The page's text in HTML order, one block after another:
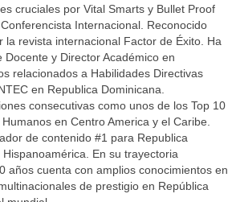
cruciales por Vital Smarts y Bullet Proof
Internacional. Reconocido
la revista internacional Factor de Éxito. Ha
y Director Académico en
relacionados a Habilidades Directivas
en Republica Dominicana.
consecutivas como unos de los Top 10
en Centro America y el Caribe.
de contenido #1 para Republica
En su trayectoria
años cuenta con amplios conocimientos en
de prestigio en República